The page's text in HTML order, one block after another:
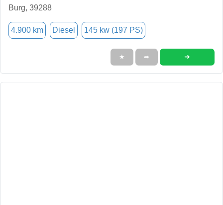
Burg, 39288
4.900 km Diesel 145 kw (197 PS)
★ ➦ ➜